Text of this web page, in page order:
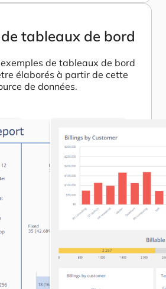
tableaux de bord
de tableaux de bord
élaborés à partir de cette
de données.